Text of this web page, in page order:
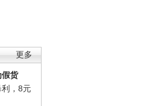
更多
假货
利，8元